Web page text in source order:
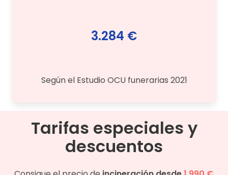
3.284 €
Según el Estudio OCU funerarias 2021
Tarifas especiales y
descuentos